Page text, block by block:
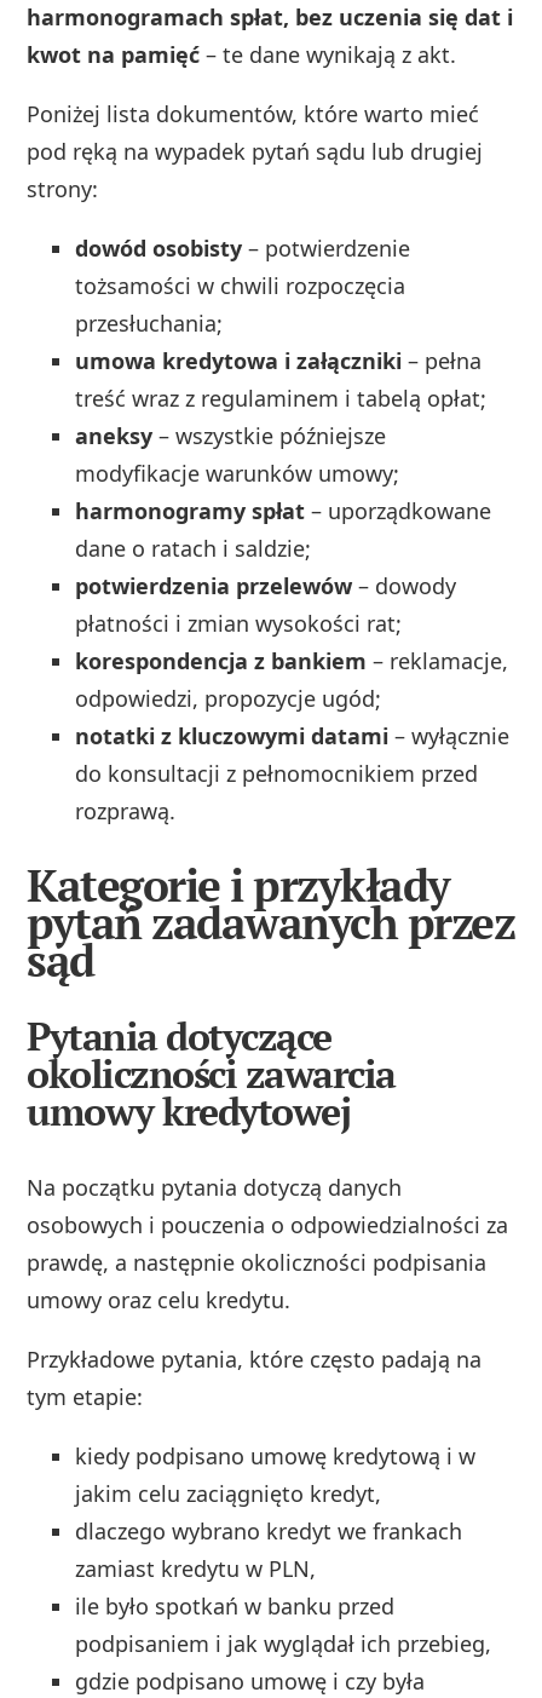
harmonogramach spłat, bez uczenia się dat i
kwot na pamięć – te dane wynikają z akt.
Poniżej lista dokumentów, które warto mieć
pod ręką na wypadek pytań sądu lub drugiej
strony:
dowód osobisty – potwierdzenie
tożsamości w chwili rozpoczęcia
przesłuchania;
umowa kredytowa i załączniki – pełna
treść wraz z regulaminem i tabelą opłat;
aneksy – wszystkie późniejsze
modyfikacje warunków umowy;
harmonogramy spłat – uporządkowane
dane o ratach i saldzie;
potwierdzenia przelewów – dowody
płatności i zmian wysokości rat;
korespondencja z bankiem – reklamacje,
odpowiedzi, propozycje ugód;
notatki z kluczowymi datami – wyłącznie
do konsultacji z pełnomocnikiem przed
rozprawą.
Kategorie i przykłady
pytań zadawanych przez
sąd
Pytania dotyczące
okoliczności zawarcia
umowy kredytowej
Na początku pytania dotyczą danych
osobowych i pouczenia o odpowiedzialności za
prawdę, a następnie okoliczności podpisania
umowy oraz celu kredytu.
Przykładowe pytania, które często padają na
tym etapie:
kiedy podpisano umowę kredytową i w
jakim celu zaciągnięto kredyt,
dlaczego wybrano kredyt we frankach
zamiast kredytu w PLN,
ile było spotkań w banku przed
podpisaniem i jak wyglądał ich przebieg,
gdzie podpisano umowę i czy była